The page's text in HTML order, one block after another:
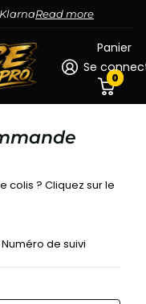
Read more
Se
Panier
0
colis ? Cliquez sur le
Numéro de suivi